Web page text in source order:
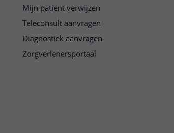
Mijn patiënt verwijzen
Teleconsult aanvragen
Diagnostiek aanvragen
Zorgverlenersportaal